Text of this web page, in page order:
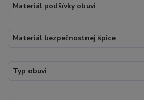
Materiál podšívky obuvi
Materiál bezpečnostnej špice
Typ obuvi